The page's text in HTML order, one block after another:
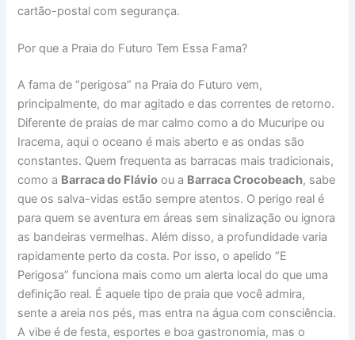
cartão-postal com segurança.
Por que a Praia do Futuro Tem Essa Fama?
A fama de “perigosa” na Praia do Futuro vem,
principalmente, do mar agitado e das correntes de retorno.
Diferente de praias de mar calmo como a do Mucuripe ou
Iracema, aqui o oceano é mais aberto e as ondas são
constantes. Quem frequenta as barracas mais tradicionais,
como a Barraca do Flávio ou a Barraca Crocobeach, sabe
que os salva-vidas estão sempre atentos. O perigo real é
para quem se aventura em áreas sem sinalização ou ignora
as bandeiras vermelhas. Além disso, a profundidade varia
rapidamente perto da costa. Por isso, o apelido “E
Perigosa” funciona mais como um alerta local do que uma
definição real. É aquele tipo de praia que você admira,
sente a areia nos pés, mas entra na água com consciência.
A vibe é de festa, esportes e boa gastronomia, mas o